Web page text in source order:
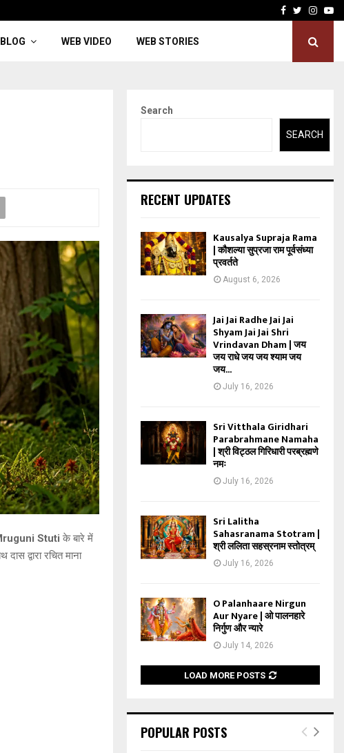
Facebook
Twitter
BLOG WEB VIDEO WEB STORIES
Stuti के बारे में
द्वारा रचित माना
Search
SEARCH
RECENT UPDATES
Kausalya Supraja Rama
| कौशल्या सुप्रजा राम पूर्वसंध्या
प्रवर्तते
August 6, 2026
Jai Jai Radhe Jai Jai
Shyam Jai Jai Shri
Vrindavan Dham | जय
जय राधे जय जय श्याम जय
जय...
July 16, 2026
Sri Vitthala Giridhari
Parabrahmane Namaha
| श्री विट्ठल गिरिधारी परब्रह्मणे
नमः
July 16, 2026
Sri Lalitha
Sahasranama Stotram |
श्री ललिता सहस्रनाम स्तोत्रम्
July 16, 2026
O Palanhaare Nirgun
Aur Nyare | ओ पालनहारे
निर्गुण और न्यारे
July 14, 2026
LOAD MORE POSTS
POPULAR POSTS